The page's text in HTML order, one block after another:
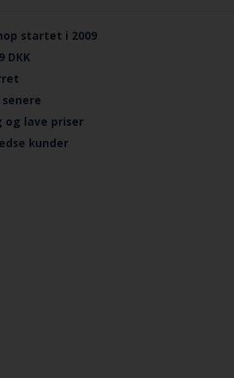
startet i 2009
DKK
lave priser
kunder